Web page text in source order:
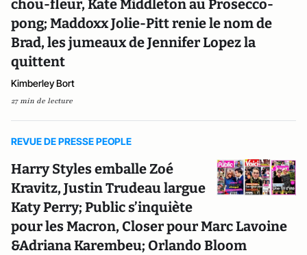
chou-fleur, Kate Middleton au Prosecco-
pong; Maddoxx Jolie-Pitt renie le nom de
Brad, les jumeaux de Jennifer Lopez la
quittent
Kimberley Bort
27 min de lecture
REVUE DE PRESSE PEOPLE
Harry Styles emballe Zoé
Kravitz, Justin Trudeau largue
Katy Perry; Public s’inquiète
pour les Macron, Closer pour Marc Lavoine
&Adriana Karembeu; Orlando Bloom